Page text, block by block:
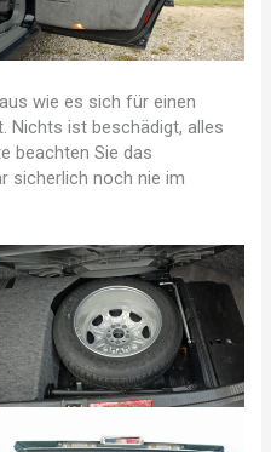
wie es sich für einen
Nichts ist beschädigt, alles
beachten Sie das
sicherlich noch nie im